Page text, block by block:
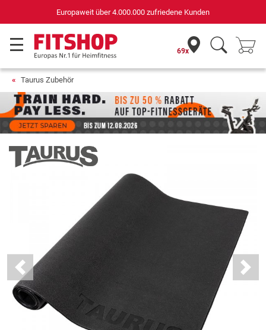
für Sportgeräte (n-tv+DISQ 2016-2024)
69x
Taurus Zubehör
Previous Next